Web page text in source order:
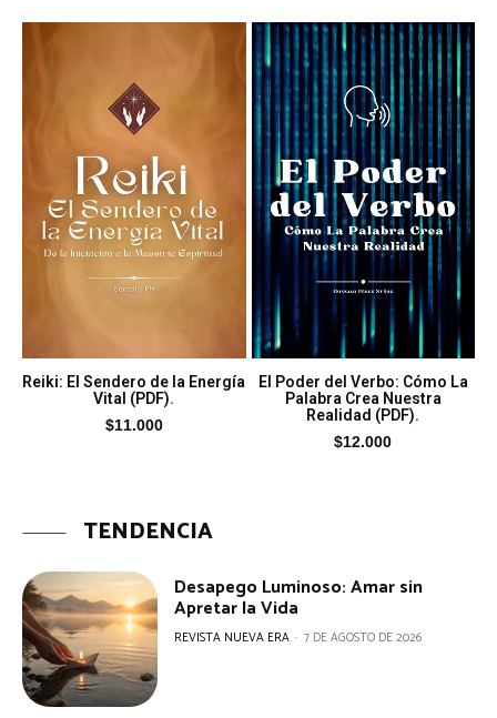
Reiki: El Sendero de la Energía
Vital (PDF).
$11.000
El Poder del Verbo: Cómo La
Palabra Crea Nuestra
Realidad (PDF).
$12.000
TENDENCIA
Desapego Luminoso: Amar sin
Apretar la Vida
REVISTA NUEVA ERA - 7 DE AGOSTO DE 2026